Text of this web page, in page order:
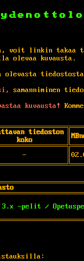
voit linkin takaa
olevaa kuvausta.
olevasta
samanniminen
kuvausta!
tiedoston
koko
-
3.x -pelit /